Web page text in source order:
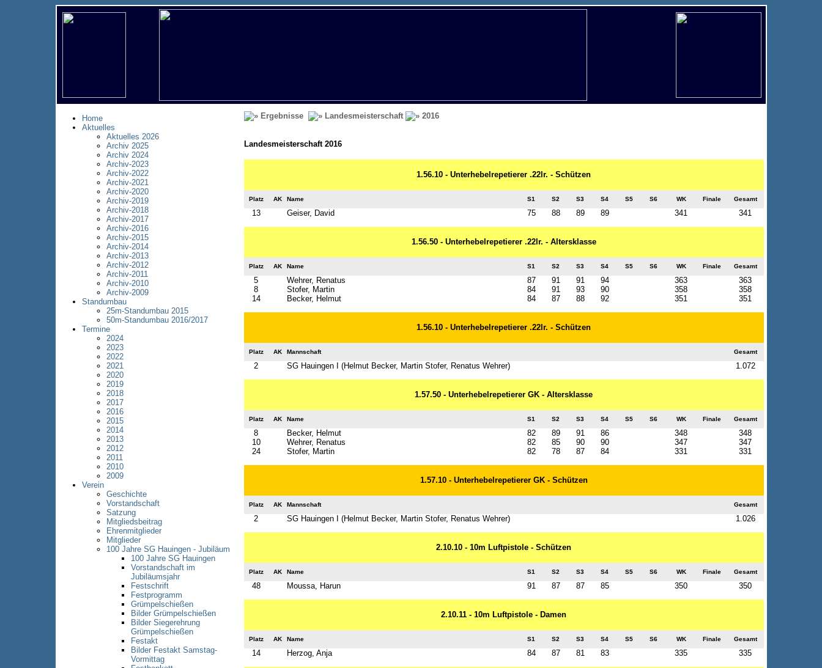
Home
Aktuelles
Aktuelles 2026
Archiv 2025
Archiv 2024
Archiv-2023
Archiv-2022
Archiv-2021
Archiv-2020
Archiv-2019
Archiv-2018
Archiv-2017
Archiv-2016
Archiv-2015
Archiv-2014
Archiv-2013
Archiv-2012
Archiv-2011
Archiv-2010
Archiv-2009
Standumbau
25m-Standumbau 2015
50m-Standumbau 2016/2017
Termine
2024
2023
2022
2021
2020
2019
2018
2017
2016
2015
2014
2013
2012
2011
2010
2009
Verein
Geschichte
Vorstandschaft
Satzung
Mitgliedsbeitrag
Ehrenmitglieder
Mitglieder
100 Jahre SG Hauingen - Jubiläum
100 Jahre SG Hauingen
Vorstandschaft im
Jubiläumsjahr
Festschrift
Festprogramm
Grümpelschießen
Bilder Grümpelschießen
Bilder Siegerehrung
Grümpelschießen
Festakt
Bilder Festakt Samstag-
Vormittag
Ergebnisse Landesmeisterschaft 2016
Landesmeisterschaft 2016
1.56.10 - Unterhebelrepetierer .22lr. - Schützen
Platz AK Name S1 S2 S3 S4 S5 S6 WK Finale Gesamt
13 Geiser, David 75 88 89 89 341 341
1.56.50 - Unterhebelrepetierer .22lr. - Altersklasse
Platz AK Name S1 S2 S3 S4 S5 S6 WK Finale Gesamt
5 Wehrer, Renatus 87 91 91 94 363
363
8
Stofer, Martin 84 91 93 90 358
358
14
Becker, Helmut 84 87 88 92 351 351
1.56.10 - Unterhebelrepetierer .22lr. - Schützen
Platz AK Mannschaft Gesamt
2 SG Hauingen I (Helmut Becker, Martin Stofer, Renatus Wehrer) 1.072
1.57.50 - Unterhebelrepetierer GK - Altersklasse
Platz AK Name S1 S2 S3 S4 S5 S6 WK Finale Gesamt
8 Becker, Helmut 82 89 91 86 348
348
10
Wehrer, Renatus 82 85 90 90 347
347
24
Stofer, Martin 82 78 87 84 331 331
1.57.10 - Unterhebelrepetierer GK - Schützen
Platz AK Mannschaft Gesamt
2 SG Hauingen I (Helmut Becker, Martin Stofer, Renatus Wehrer) 1.026
2.10.10 - 10m Luftpistole - Schützen
Platz AK Name S1 S2 S3 S4 S5 S6 WK Finale Gesamt
48 Moussa, Harun 91 87 87 85 350 350
2.10.11 - 10m Luftpistole - Damen
Platz AK Name S1 S2 S3 S4 S5 S6 WK Finale Gesamt
14 Herzog, Anja 84 87 81 83 335 335